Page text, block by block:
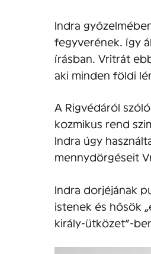
Indra
fegyverének. így
írásban. Vritrát
aki minden földi
A Rigvédáról
kozmikus rend
Indra úgy
mennydörgéseit
Indra dorjéjának
istenek és hősök
király-ütközet”-